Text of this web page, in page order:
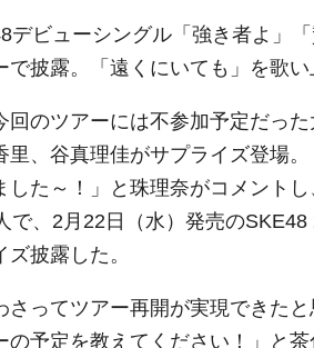
ビューシングル「強き者よ」
披露。「遠くにいても」を歌い
のツアーには不参加予定だっ
、谷真理佳がサプライズ登場
した～！」と珠理奈がコメント
で、2月22日（水）発売の
披露した。
ってツアー再開が実現できた
の予定を教えてください！」と